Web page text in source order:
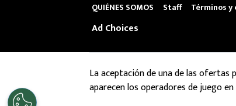
QUIÉNES SOMOS Staff Términos y
Ad Choices
La aceptación de una de las ofertas
aparecen los operadores de juego